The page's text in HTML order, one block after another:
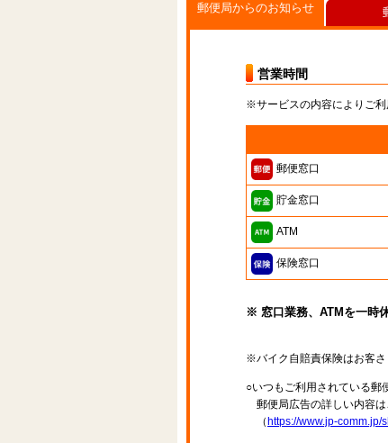
郵便局からのお知らせ
営業時間
※サービスの内容によりご利
郵便窓口
貯金窓口
ATM
保険窓口
※ 窓口業務、ATMを一時
※バイク自賠責保険はお客さ
○いつもご利用されている郵
郵便局広告の詳しい内容は
（ https://www.jp-